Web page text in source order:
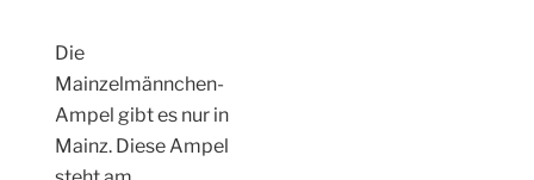
Die
Mainzelmännchen-
Ampel gibt es nur in
Mainz. Diese Ampel